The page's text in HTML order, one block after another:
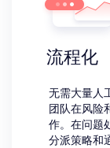
流程化
无需大量人
团队在风险
作。在问题
分派策略和